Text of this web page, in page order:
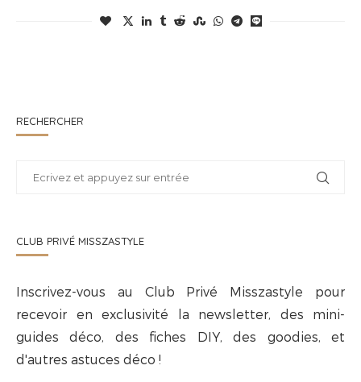
RECHERCHER
CLUB PRIVÉ MISSZASTYLE
Inscrivez-vous au Club Privé Misszastyle pour
recevoir en exclusivité la newsletter, des mini-
guides déco, des fiches DIY, des goodies, et
d'autres astuces déco !